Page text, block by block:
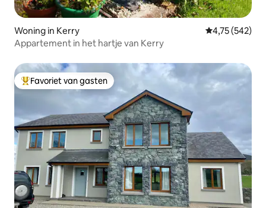
Woning in Kerry Gemiddelde
4,75 (542)
Appartement in het hartje van Kerry
Topfavoriet van gasten
Favoriet van gasten